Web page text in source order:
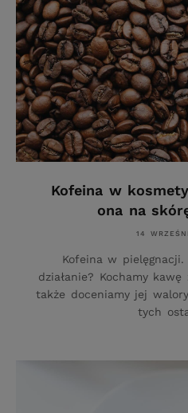
Kofeina w
ona na
14
Kofeina w
działanie? Kochamy
także doceniamy jej
tych